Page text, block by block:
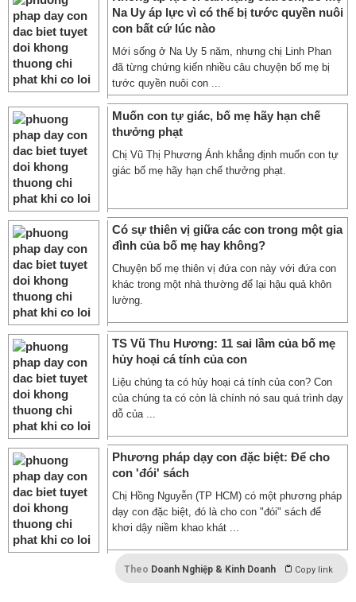
Na Uy áp lực vì có thể bị tước quyền nuôi
con bất cứ lúc nào
Mới sống ở Na Uy 5 năm, nhưng chị Linh Phan
đã từng chứng kiến nhiều câu chuyện bố mẹ bị
tước quyền nuôi con ...
Muốn con tự giác, bố mẹ hãy hạn chế
thưởng phạt
Chị Vũ Thị Phương Ánh khẳng định muốn con tự
giác bố mẹ hãy hạn chế thưởng phạt.
Có sự thiên vị giữa các con trong một gia
đình của bố mẹ hay không?
Chuyện bố mẹ thiên vị đứa con này với đứa con
khác trong một nhà thường để lại hậu quả khôn
lường.
TS Vũ Thu Hương: 11 sai lầm của bố mẹ
hủy hoại cá tính của con
Liệu chúng ta có hủy hoại cá tính của con? Con
của chúng ta có còn là chính nó sau quá trình dạy
dỗ của ...
Phương pháp dạy con đặc biệt: Để cho
con 'đói' sách
Chị Hồng Nguyễn (TP HCM) có một phương pháp
dạy con đặc biệt, đó là cho con "đói" sách để
khơi dậy niềm khao khát ...
Theo Doanh Nghiệp & Kinh Doanh Copy link